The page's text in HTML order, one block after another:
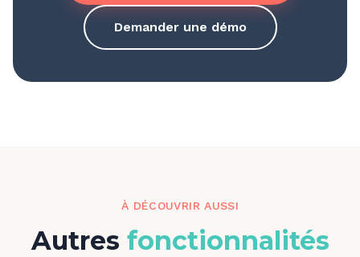
Demander une démo
À DÉCOUVRIR AUSSI
Autres fonctionnalités